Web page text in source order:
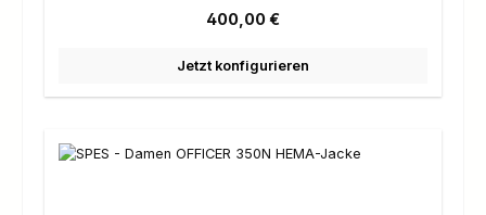
Regulärer Preis:
400,00 €
Jetzt konfigurieren